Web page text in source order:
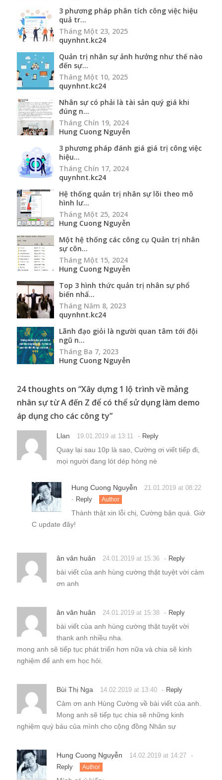
3 phương pháp phân tích công việc hiệu
quả tr...
Tháng Một 23, 2025
quynhnt.kc24
Quản trị nhân sự ảnh hưởng như thế nào
đến sự...
Tháng Một 10, 2025
quynhnt.kc24
Nhân sự có phải là tài sản quý giá khi
đúng n...
Tháng Chín 19, 2024
Hung Cuong Nguyễn
3 phương pháp đánh giá giá trị công việc
hiệu...
Tháng Chín 17, 2024
quynhnt.kc24
Hệ thống quản trị nhân sự lõi theo mô
hình lư...
Tháng Một 25, 2024
Hung Cuong Nguyễn
Một hệ thống các công cụ Quản trị nhân
sự côn...
Tháng Một 15, 2024
Hung Cuong Nguyễn
Top 3 hình thức quản trị nhân sự phổ
biến nhấ...
Tháng Năm 8, 2023
quynhnt.kc24
Lãnh đạo giỏi là người quan tâm tới đội
ngũ n...
Tháng Ba 7, 2023
Hung Cuong Nguyễn
24 thoughts on “Xây dựng 1 lộ trình về mảng
nhân sự từ A đến Z để có thể sử dụng làm demo
áp dụng cho các công ty”
Llan 19.01.2019 at 13:11 - Reply
Quay lại sau 10p là sao, Cường ơi viết tiếp đi,
mọi người đang lót dép hóng nè
Hung Cuong Nguyễn 21.01.2019 at 08:22
- Reply Author
Thành thật xin lỗi chị, Cường bận quá. Giờ
C update đây!
ân vân huân 24.01.2019 at 15:36 - Reply
bài viết của anh hùng cường thật tuyệt vời cảm
ơn anh
ân vân huân 24.01.2019 at 15:38 - Reply
bài viết của anh hùng cường thật tuyệt vời
thank anh nhiều nha.
mong anh sẽ tiếp tục phát triển hơn nữa và chia sẽ kinh
nghiệm để anh em học hỏi.
Bùi Thị Nga 14.02.2019 at 13:40 - Reply
Cảm ơn anh Hùng Cường về bài viết của anh.
Mong anh sẽ tiếp tục chia sẽ những kinh
nghiệm quý báu của mình cho cộng đồng Nhân sự
Hung Cuong Nguyễn 14.02.2019 at 14:27 -
Reply Author